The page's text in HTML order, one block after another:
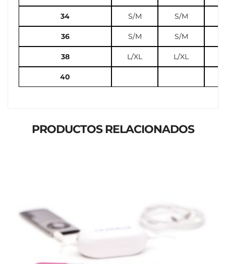
34 S/M S/M
36 S/M S/M
38 L/XL L/XL
40
PRODUCTOS RELACIONADOS